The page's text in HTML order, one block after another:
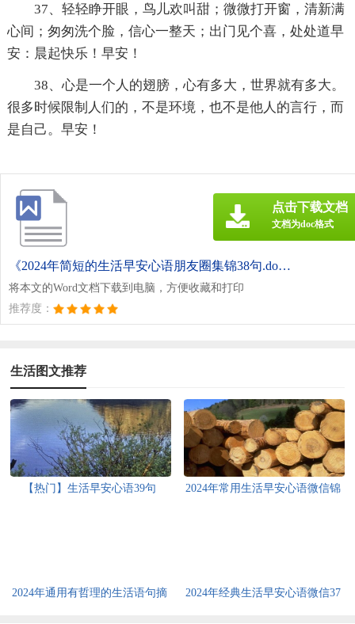
37、轻轻睁开眼，鸟儿欢叫甜；微微打开窗，清新满
心间；匆匆洗个脸，信心一整天；出门见个喜，处处道早
安：晨起快乐！早安！
38、心是一个人的翅膀，心有多大，世界就有多大。
很多时候限制人们的，不是环境，也不是他人的言行，而
是自己。早安！
《2024年简短的生活早安心语朋友圈集锦38句.doc》
将本文的Word文档下载到电脑，方便收藏和打印
推荐度：
点击下载文档
文档为doc格式
生活图文推荐
【热门】生活早安心语39句
2024年常用生活早安心语微信锦
2024年通用有哲理的生活语句摘
2024年经典生活早安心语微信37